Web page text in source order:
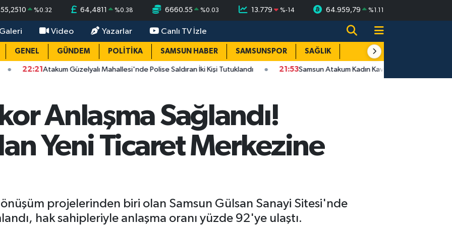
55,2510 %0.32 64,4811 %0.38 6660.55 %0.03 13.779 %-14 64.959,79 %1.11
Video Yazarlar Canlı TV İzle
GENEL GÜNDEM POLİTİKA SAMSUN HABER SAMSUNSPOR SAĞLIK TEKNOLOJİ
Atakum Güzelyalı Mahallesi'nde Polise Saldıran İki Kişi Tutuklandı 21:53 Samsun Atakum Kadın Kavgası Bıçaklı | Zanlı Tutuklandı
Anlaşma Sağlandı!
Yeni Ticaret Merkezine
projelerinden biri olan Samsun Gülsan Sanayi Sitesi'nde
hak sahipleriyle anlaşma oranı yüzde 92'ye ulaştı.